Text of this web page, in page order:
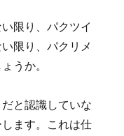
限り、パクツイ
限り、パクリメ
うか。
と認識していな
ます。これは仕